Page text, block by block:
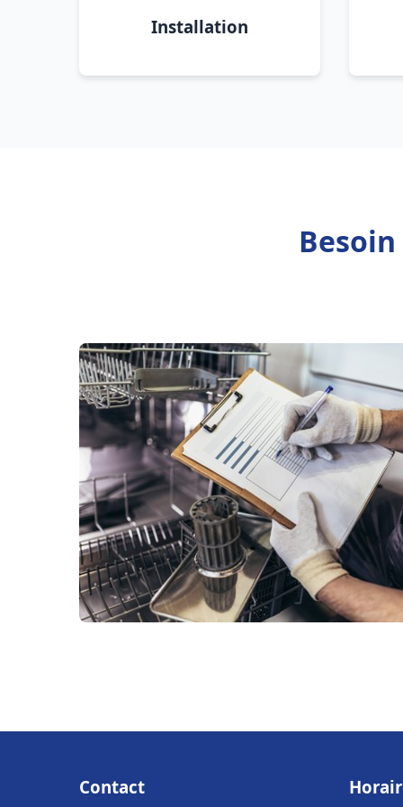
Installation
Contact